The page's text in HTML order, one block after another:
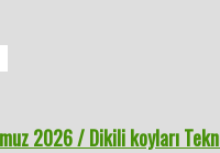
2026 / Dikili koyları